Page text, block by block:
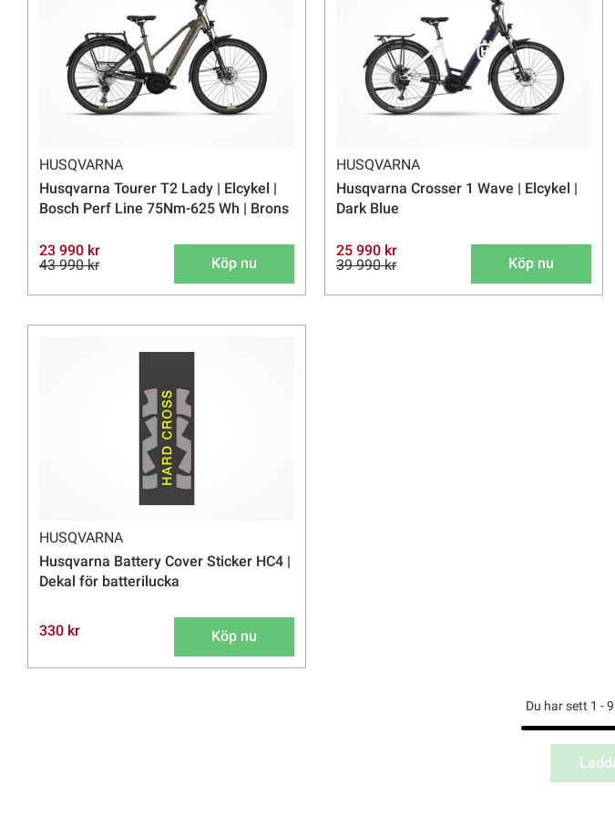
HUSQVARNA
Husqvarna Tourer T2 Lady | Elcykel |
Bosch Perf Line 75Nm-625 Wh | Brons
23 990 kr
43 990 kr
Köp nu
HUSQVARNA
Husqvarna Crosser 1 Wave | Elcykel |
Dark Blue
25 990 kr
39 990 kr
Köp nu
HUSQVARNA
Husqvarna Battery Cover Sticker HC4 |
Dekal för batterilucka
330 kr Köp nu
Du har sett 1 -